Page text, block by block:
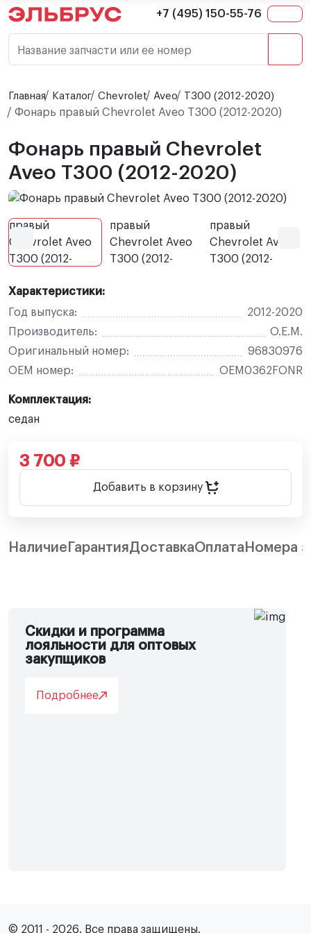
+7 (495) 150-55-76
Название запчасти или ее номер
Главная Каталог Chevrolet Aveo T300 (2012-2020)
Фонарь правый Chevrolet Aveo T300 (2012-2020)
Фонарь правый Chevrolet
Aveo T300 (2012-2020)
Характеристики:
Год выпуска:
2012-2020
Производитель:
O.E.M.
Оригинальный номер:
96830976
OEM номер:
OEM0362FONR
Комплектация:
седан
3 700 ₽
Добавить в корзину
Наличие ГарантияДоставкаОплата Номера
Скидки и программа
лояльности для оптовых
закупщиков
Подробнее
© 2011 - 2026. Все права защищены.